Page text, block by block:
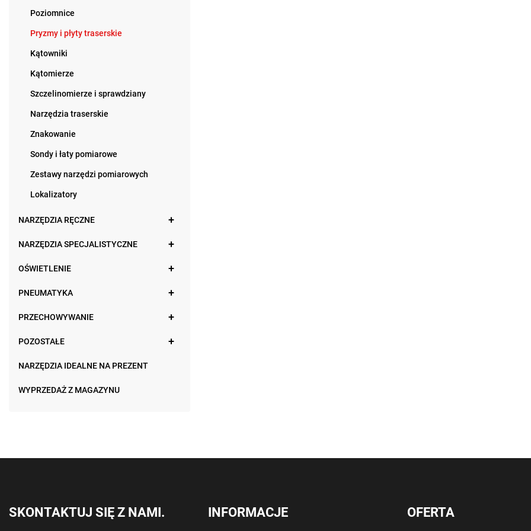
Poziomnice
Pryzmy i płyty traserskie
Kątowniki
Kątomierze
Szczelinomierze i sprawdziany
Narzędzia traserskie
Znakowanie
Sondy i łaty pomiarowe
Zestawy narzędzi pomiarowych
Lokalizatory
NARZĘDZIA RĘCZNE
NARZĘDZIA SPECJALISTYCZNE
OŚWIETLENIE
PNEUMATYKA
PRZECHOWYWANIE
POZOSTAŁE
NARZĘDZIA IDEALNE NA PREZENT
WYPRZEDAŻ Z MAGAZYNU
SKONTAKTUJ SIĘ Z NAMI. INFORMACJE OFERTA